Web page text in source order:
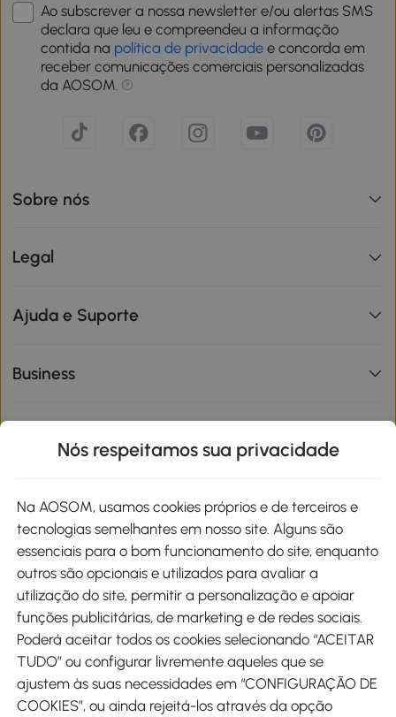
Ao subscrever a nossa newsletter e/ou alertas SMS
declara que leu e compreendeu a informação
contida na política de privacidade e concorda em
receber comunicações comerciais personalizadas
da AOSOM.
Sobre nós
Legal
Ajuda e Suporte
Business
Métodos de pagamento
Envio
Nós respeitamos sua privacidade
Na AOSOM, usamos cookies próprios e de terceiros e
tecnologias semelhantes em nosso site. Alguns são
essenciais para o bom funcionamento do site, enquanto
outros são opcionais e utilizados para avaliar a
utilização do site, permitir a personalização e apoiar
funções publicitárias, de marketing e de redes sociais.
Poderá aceitar todos os cookies selecionando “ACEITAR
TUDO” ou configurar livremente aqueles que se
ajustem às suas necessidades em “CONFIGURAÇÃO DE
COOKIES”, ou ainda rejeitá-los através da opção